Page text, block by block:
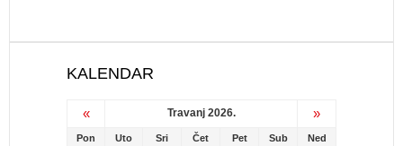
KALENDAR
« Travanj 2026. »
Pon Uto Sri Čet Pet Sub Ned